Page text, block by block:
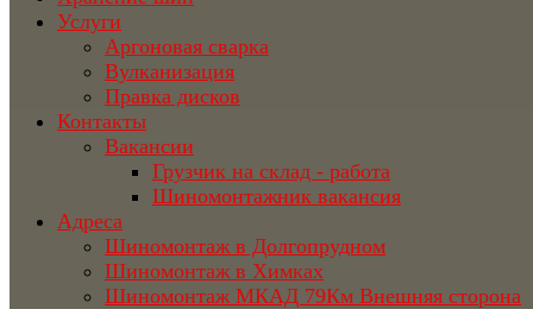
Услуги
Аргоновая сварка
Вулканизация
Правка дисков
Контакты
Вакансии
Грузчик на склад - работа
Шиномонтажник вакансия
Адреса
Шиномонтаж в Долгопрудном
Шиномонтаж в Химках
Шиномонтаж МКАД 79Км Внешняя сторона